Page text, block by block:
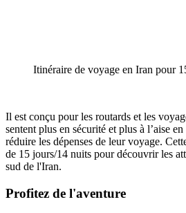
Itinéraire de voyage en Iran pour
Il est conçu pour les routards et les
sentent plus en sécurité et plus à l’aise
réduire les dépenses de leur voyage.
de 15 jours/14 nuits pour découvrir les
sud de l'Iran.
Profitez de l'aventure